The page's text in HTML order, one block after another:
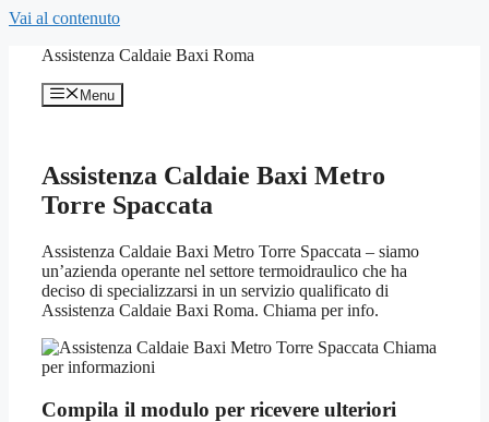
Vai al contenuto
Assistenza Caldaie Baxi Roma
Menu
Assistenza Caldaie Baxi Metro
Torre Spaccata
Assistenza Caldaie Baxi Metro Torre Spaccata – siamo
un’azienda operante nel settore termoidraulico che ha
deciso di specializzarsi in un servizio qualificato di
Assistenza Caldaie Baxi Roma. Chiama per info.
Compila il modulo per ricevere ulteriori